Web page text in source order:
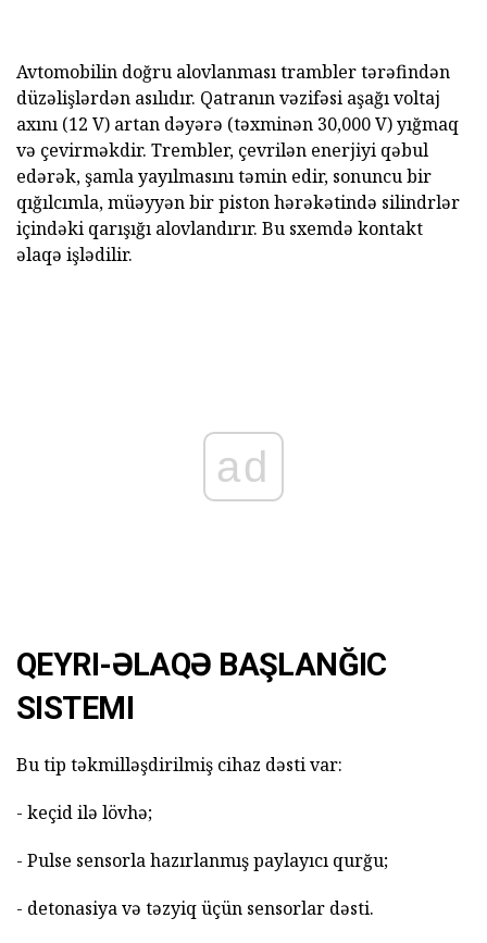
Avtomobilin doğru alovlanması trambler tərəfindən
düzəlişlərdən asılıdır. Qatranın vəzifəsi aşağı voltaj
axını (12 V) artan dəyərə (təxminən 30,000 V) yığmaq
və çevirməkdir. Trembler, çevrilən enerjiyi qəbul
edərək, şamla yayılmasını təmin edir, sonuncu bir
qığılcımla, müəyyən bir piston hərəkətində silindrlər
içindəki qarışığı alovlandırır. Bu sxemdə kontakt
əlaqə işlədilir.
ad
QEYRI-ƏLAQƏ BAŞLANĞIC
SISTEMI
Bu tip təkmilləşdirilmiş cihaz dəsti var:
- keçid ilə lövhə;
- Pulse sensorla hazırlanmış paylayıcı qurğu;
- detonasiya və təzyiq üçün sensorlar dəsti.